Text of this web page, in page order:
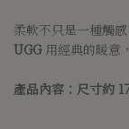
柔軟不只是一種觸
UGG用經典的暖意
產品內容：尺寸約